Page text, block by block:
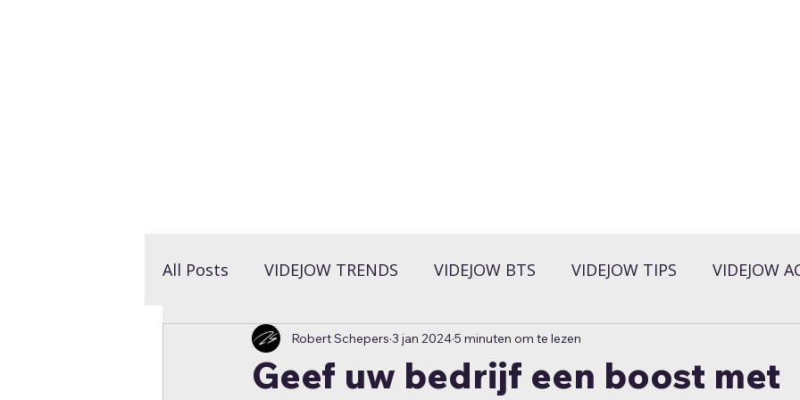
All Posts VIDEJOW TRENDS VIDEJOW BTS VIDEJOW TIPS VIDEJOW
VIDEJOW INSPIRATIE
Geef uw bedrijf een boost met
Robert Schepers 3 jan 20245 minuten om te lezen